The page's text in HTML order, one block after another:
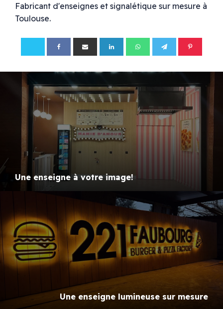
Fabricant d'enseignes et signalétique sur mesure à
Toulouse.
Une enseigne à votre image!
Une enseigne lumineuse sur mesure